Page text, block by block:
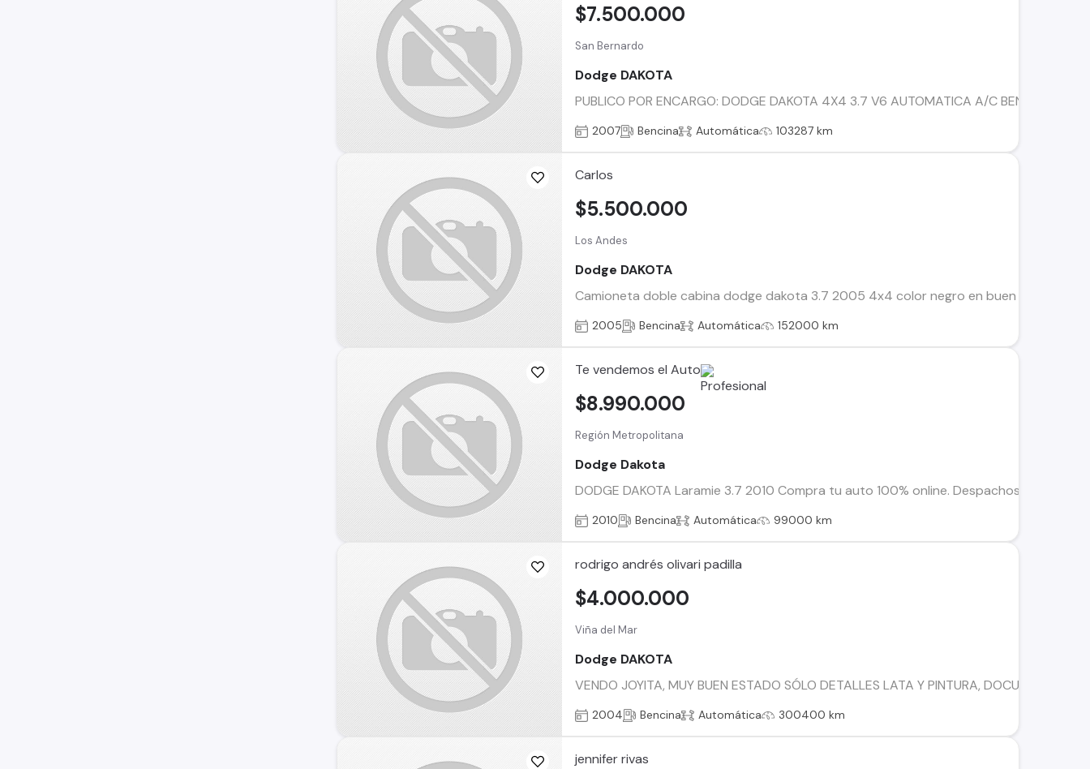
San Bernardo
Dodge DAKOTA
PUBLICO POR ENCARGO: DODGE DAKOTA 4X4 3.7 V6 AUTOMATICA A/C BENCINERO
$7.500.000
2007 Bencina Automática 103287 km
Carlos
Los Andes
Dodge DAKOTA
Camioneta doble cabina dodge dakota 3.7 2005 4x4 color negro en buen estado
$5.500.000
2005 Bencina Automática 152000 km
Te vendemos el Auto
Región Metropolitana
Dodge Dakota
DODGE DAKOTA Laramie 3.7 2010 Compra tu auto 100% online. Despachos dentro
$8.990.000
2010 Bencina Automática 99000 km
rodrigo andrés olivari padilla
Viña del Mar
Dodge DAKOTA
VENDO JOYITA, MUY BUEN ESTADO SÓLO DETALLES LATA Y PINTURA, DOCUMENTOS
$4.000.000
2004 Bencina Automática 300400 km
jennifer rivas